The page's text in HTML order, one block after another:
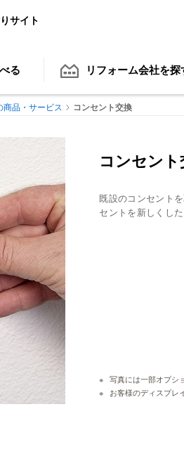
サイト
る リフォーム会社を探
品・サービス コンセント交換
コンセント
既設のコンセント
セントを新しくし
写真には一部オプシ
お客様のディスプレ